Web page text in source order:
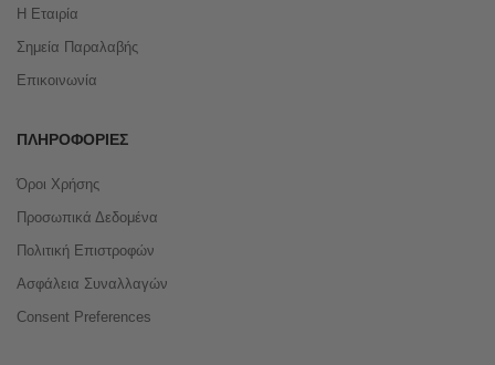
Η Εταιρία
Σημεία Παραλαβής
Επικοινωνία
ΠΛΗΡΟΦΟΡΊΕΣ
Όροι Χρήσης
Προσωπικά Δεδομένα
Πολιτική Επιστροφών
Ασφάλεια Συναλλαγών
Consent Preferences